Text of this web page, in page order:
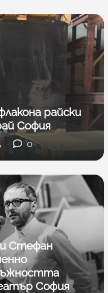
райски
София
0
Стефан
София